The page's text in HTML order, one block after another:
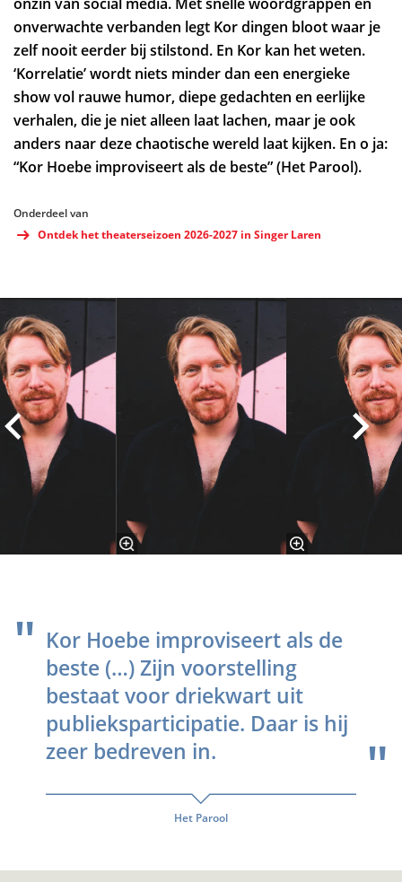
onverwachte verbanden legt Kor dingen bloot waar je
zelf nooit eerder bij stilstond. En Kor kan het weten.
‘Korrelatie’ wordt niets minder dan een energieke
show vol rauwe humor, diepe gedachten en eerlijke
verhalen, die je niet alleen laat lachen, maar je ook
anders naar deze chaotische wereld laat kijken. En o ja:
“Kor Hoebe improviseert als de beste” (Het Parool).
Onderdeel van
Ontdek het theaterseizoen 2026-2027 in Singer Laren
Overslaan
Kor Hoebe improviseert als de
beste (…) Zijn voorstelling
bestaat voor driekwart uit
publieksparticipatie. Daar is hij
zeer bedreven in.
Het Parool